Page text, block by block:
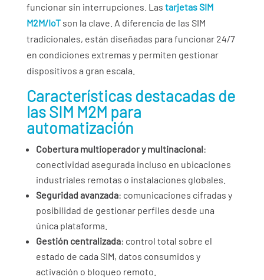
funcionar sin interrupciones. Las tarjetas SIM
M2M/IoTson la clave. A diferencia de las SIM
tradicionales, están diseñadas para funcionar 24/7
en condiciones extremas y permiten gestionar
dispositivos a gran escala.
Características destacadas de
las SIM M2M para
automatización
Cobertura multioperador y multinacional:
conectividad asegurada incluso en ubicaciones
industriales remotas o instalaciones globales.
Seguridad avanzada: comunicaciones cifradas y
posibilidad de gestionar perfiles desde una
única plataforma.
Gestión centralizada: control total sobre el
estado de cada SIM, datos consumidos y
activación o bloqueo remoto.